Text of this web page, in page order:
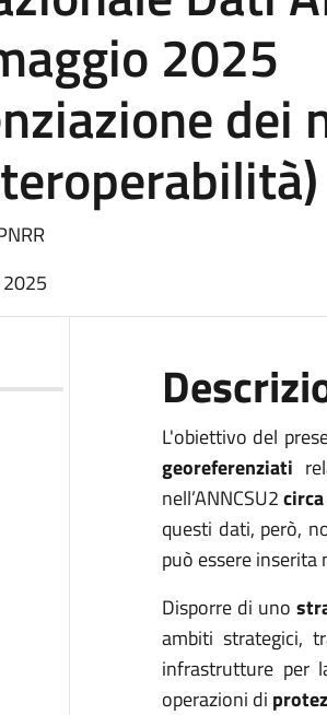
2025
dei
L'obiettivo del
georeferenziati
nell’ANNCSU2
questi dati, però,
può essere inserita
Disporre di uno
ambiti strategici,
infrastrutture per
operazioni di